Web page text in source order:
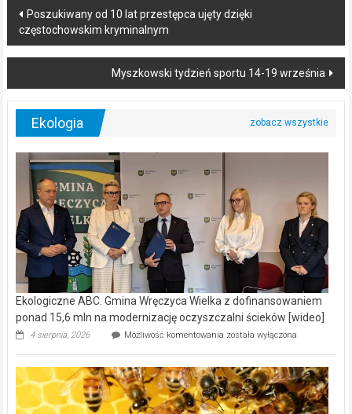
Post
navigation
Poszukiwany od 10 lat przestępca ujęty dzięki
częstochowskim kryminalnym
Myszkowski tydzień sportu 14-19 września
Ekologia
Ekologiczne ABC. Gmina Wręczyca Wielka z dofinansowaniem
ponad 15,6 mln na modernizację oczyszczalni ścieków [wideo]
4 sierpnia, 2026 Możliwość komentowania Ekologiczne
Wręczyca
Wielka
z
dofinansowaniem
została wyłączona